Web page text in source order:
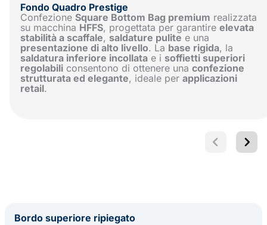
Fondo Quadro Prestige
Confezione Square Bottom Bag premium realizzata
su macchina HFFS, progettata per garantire elevata
stabilità a scaffale, saldature pulite e una
presentazione di alto livello. La base rigida, la
saldatura inferiore incollata e i soffietti superiori
regolabili consentono di ottenere una confezione
strutturata ed elegante, ideale per applicazioni
retail.
Bordo superiore ripiegato